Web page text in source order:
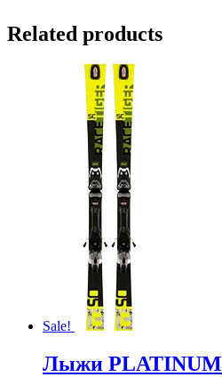
Related products
Sale!
Лыжи PLATINUM